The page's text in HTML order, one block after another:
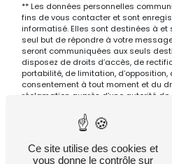
** Les données personnelles
fins de vous contacter et sont
informatisé. Elles sont destinées à
seul but de répondre à votre
seront communiquées aux seuls
disposez de droits d’accès, de
portabilité, de limitation,
consentement à tout moment et du
réclamation auprès d’une autorité
le sort de vos données post-mortem.
droits par voie postale à l'adresse
l'adresse . Un justificatif d'identité
conservons vos données pendant
puis pendant la durée de
Ce site utilise des cookies et
vous donne le contrôle sur